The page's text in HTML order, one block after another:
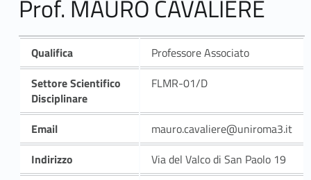
Prof. MAURO CAVALIERE
Qualifica
Professore Associato
Settore Scientifico
Disciplinare
FLMR-01/D
Email
mauro.cavaliere@uniroma3.it
Indirizzo
Via del Valco di San Paolo 19